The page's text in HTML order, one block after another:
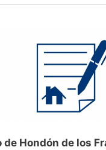
de Hondón de los